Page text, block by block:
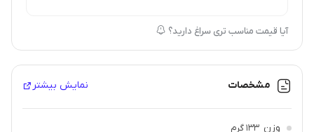
آیا قیمت مناسب تری سراغ دارید؟
مشخصات نمایش بیشتر
وزن 133 گرم